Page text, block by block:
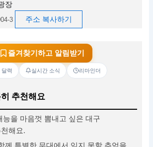
장
3 주소 복사하기
즐겨찾기하고 알림받기
달력 실시간 소식 리마인더
추천해요
능을 마음껏 뽐내고 싶은 대구
해요.
께 특별한 무대에서 잊지 못할 추억을